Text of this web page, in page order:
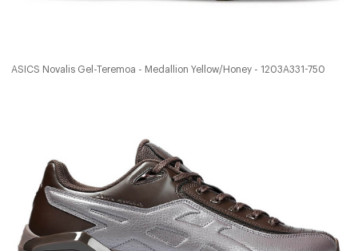
ASICS Novalis Gel-Teremoa - Medallion Yellow/Honey - 1203A331-750